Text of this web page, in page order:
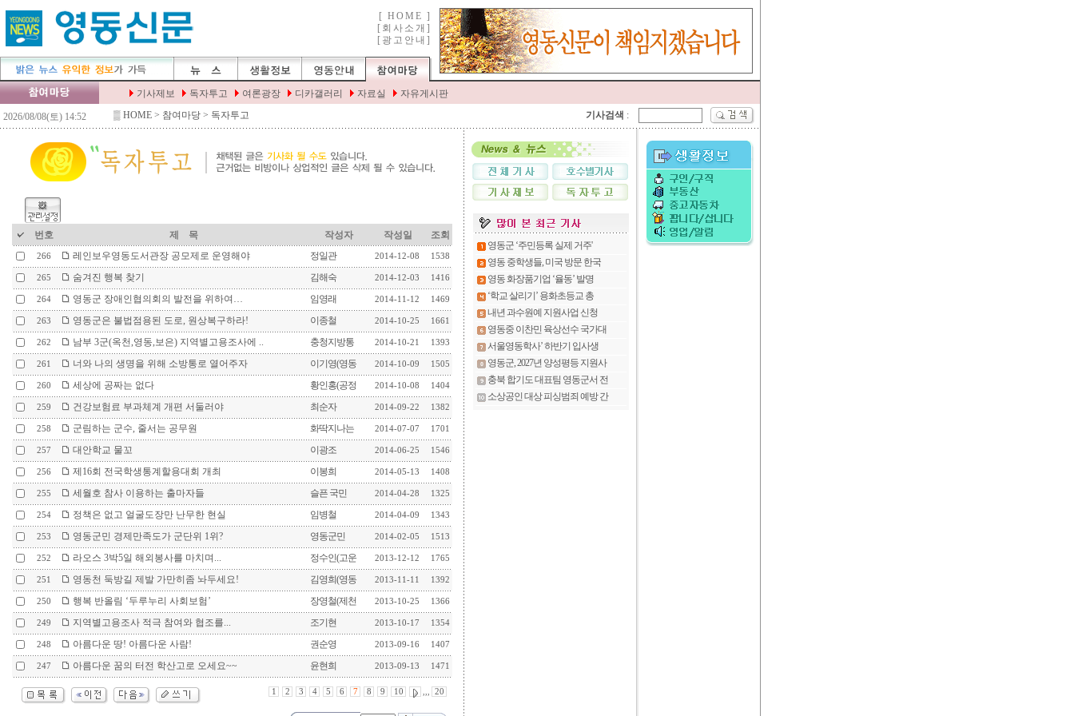
▒ HOME > 참여마당 > 독자투고 기사검색 :
번호 제 목 작성자 작성일 조회
266 레인보우영동도서관장 공모제로 운영해야 정일관 2014-12-08 1538
265 숨겨진 행복 찾기 김해숙 2014-12-03 1416
264 영동군 장애인협의회의 발전을 위하여… 임영래 2014-11-12 1469
263 영동군은 불법점용된 도로, 원상복구하라! 이종철 2014-10-25 1661
262 남부 3군(옥천,영동,보은) 지역별고용조사에 .. 충청지방통 2014-10-21 1393
261 너와 나의 생명을 위해 소방통로 열어주자 이기영(영동 2014-10-09 1505
260 세상에 공짜는 없다 황인홍(공정 2014-10-08 1404
259 건강보험료 부과체계 개편 서둘러야 최순자 2014-09-22 1382
258 군림하는 군수, 줄서는 공무원 화딱지나는 2014-07-07 1701
257 대안학교 물꼬 이광조 2014-06-25 1546
256 제16회 전국학생통계할용대회 개최 이봉희 2014-05-13 1408
255 세월호 참사 이용하는 출마자들 슬픈 국민 2014-04-28 1325
254 정책은 없고 얼굴도장만 난무한 현실 임병철 2014-04-09 1343
253 영동군민 경제만족도가 군단위 1위? 영동군민 2014-02-05 1513
252 라오스 3박5일 해외봉사를 마치며... 정수인(고운 2013-12-12 1765
251 영동천 둑방길 제발 가만히좀 놔두세요! 김영희(영동 2013-11-11 1392
250 행복 반올림 ‘두루누리 사회보험’ 장영철(제천 2013-10-25 1366
249 지역별고용조사 적극 참여와 협조를... 조기현 2013-10-17 1354
248 아름다운 땅! 아름다운 사람! 권순영 2013-09-16 1407
247 아름다운 꿈의 터전 학산고로 오세요~~ 윤현희 2013-09-13 1471
1 2 3 4 5 6 7 8 9 10 ,,, 20